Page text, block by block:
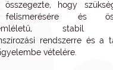
összegezte, hogy
felismerésére és
rendszerre és a
vételére.